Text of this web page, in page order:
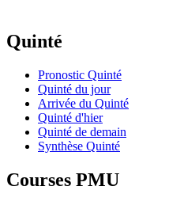
Quinté
Pronostic Quinté
Quinté du jour
Arrivée du Quinté
Quinté d'hier
Quinté de demain
Synthèse Quinté
Courses PMU